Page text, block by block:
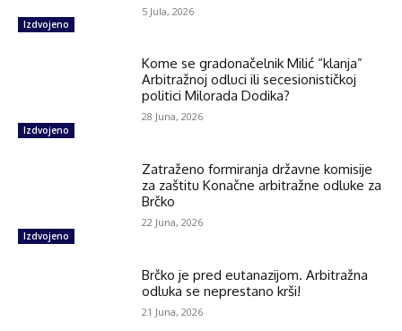
Izdvojeno
5 Jula, 2026
Izdvojeno
Kome se gradonačelnik Milić “klanja”
Arbitražnoj odluci ili secesionističkoj
politici Milorada Dodika?
28 Juna, 2026
Izdvojeno
Zatraženo formiranja državne komisije
za zaštitu Konačne arbitražne odluke za
Brčko
22 Juna, 2026
Brčko je pred eutanazijom. Arbitražna
odluka se neprestano krši!
21 Juna, 2026